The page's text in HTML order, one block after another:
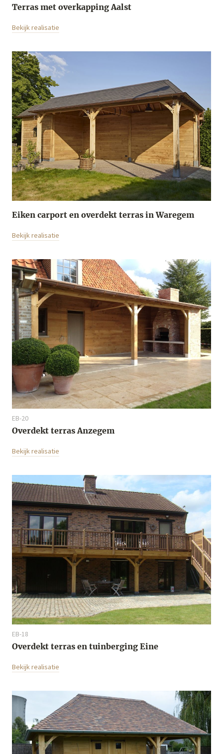
Terras met overkapping Aalst
Bekijk realisatie
Eiken carport en overdekt terras in Waregem
Bekijk realisatie
EB-20
Overdekt terras Anzegem
Bekijk realisatie
EB-18
Overdekt terras en tuinberging Eine
Bekijk realisatie